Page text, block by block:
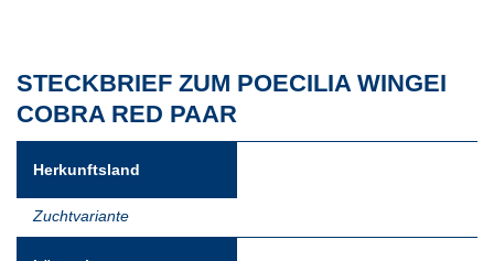
STECKBRIEF ZUM POECILIA WINGEI
COBRA RED PAAR
Herkunftsland
Zuchtvariante